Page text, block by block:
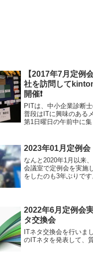
【2017年7月定例
社を訪問して
開催❗
PITは、中小企業診断士
普段はITに興味のある
第1日曜日の午前中に
けします。 4月には
した。...
2023年01月定例会
なんと2020年1月以来
会議室で定例会を実施
をしたのも3年ぶりで
て、3...
2022年6月定例会
タ交換会
ITネタ交換会を行いま
のITネタを発表して、